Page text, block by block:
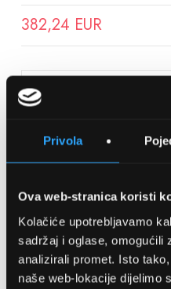
Privola
Ova web-stranica koristi
Kolačiće upotrebljavamo
sadržaj i oglase, omogućili
analizirali promet. Isto
naše web-lokacije dijelimo
382,24 EUR
Detalji